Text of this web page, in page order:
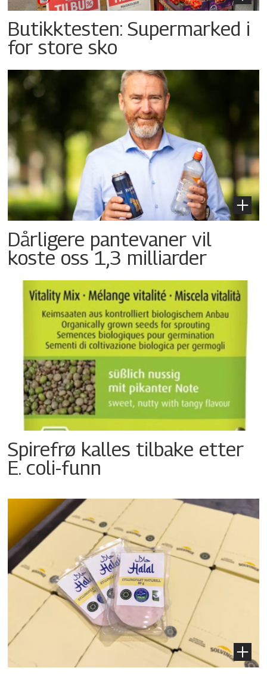
Butikktesten: Supermarked i
for store sko
Dårligere pantevaner vil
koste oss 1,3 milliarder
Spirefrø kalles tilbake etter
E. coli-funn